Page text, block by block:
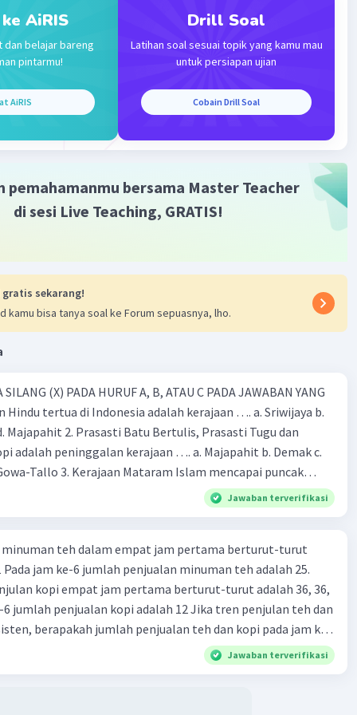
AiRIS
dan belajar bareng
pintarmu!
AiRIS
Drill Soal
Latihan soal sesuai topik yang kamu mau
untuk persiapan ujian
Cobain Drill Soal
pemahamanmu bersama Master Teacher
di sesi Live Teaching, GRATIS!
gratis sekarang!
kamu bisa tanya soal ke Forum sepuasnya, lho.
(X) PADA HURUF A, B, ATAU C PADA JAWABAN YANG
Hindu tertua di Indonesia adalah kerajaan …. a. Sriwijaya b.
Majapahit 2. Prasasti Batu Bertulis, Prasasti Tugu dan
adalah peninggalan kerajaan …. a. Majapahit b. Demak c.
Tallo 3. Kerajaan Mataram Islam mencapai puncak
pemerintahan …. a. Hayam Wuruk b. Sultan Agung c. Sultan
Sultan Hasanudin 4. Kerajaan Islam pertama di Indonesia
Islam, kecuali … a. Masjid Demak b. Menara Kudus c. Candi
Pesantren 6. Kerajaan Majapahit dikenal dengan kerajaan
a. Permaisuri yang cantik-cantik b. Angkatan darat yang
yang bijak d. Kekuatan maritim yang besar 7. Berikut ini yang
alam adalah …. a. Sungai b. Pelabuhan c. Danau d.
yang menjorok ke laut dinamakan …. a. Lembah b. Teluk c.
Jawaban terverifikasi
teh dalam empat jam pertama berturut-turut
Pada jam ke-6 jumlah penjualan minuman teh adalah 25.
kopi empat jam pertama berturut-turut adalah 36, 36,
6 jumlah penjualan kopi adalah 12 Jika tren penjulan teh dan
berapakah jumlah penjualan teh dan kopi pada jam ke-
20 dan 60 (C) 20 dan 45 (D) 15 dan 50 (E) 22 dan 60Jawaban terverifikasi